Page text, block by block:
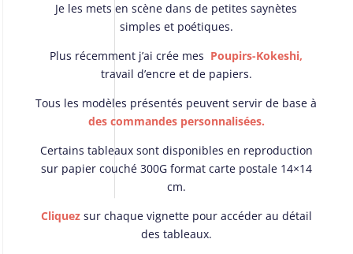
Je les mets en scène dans de petites saynètes
simples et poétiques.
Plus récemment j’ai crée mes Poupirs-Kokeshi,
travail d’encre et de papiers.
Tous les modèles présentés peuvent servir de base à
des commandes personnalisées.
Certains tableaux sont disponibles en reproduction
sur papier couché 300G format carte postale 14×14
cm.
Cliquezsur chaque vignette pour accéder au détail
des tableaux.